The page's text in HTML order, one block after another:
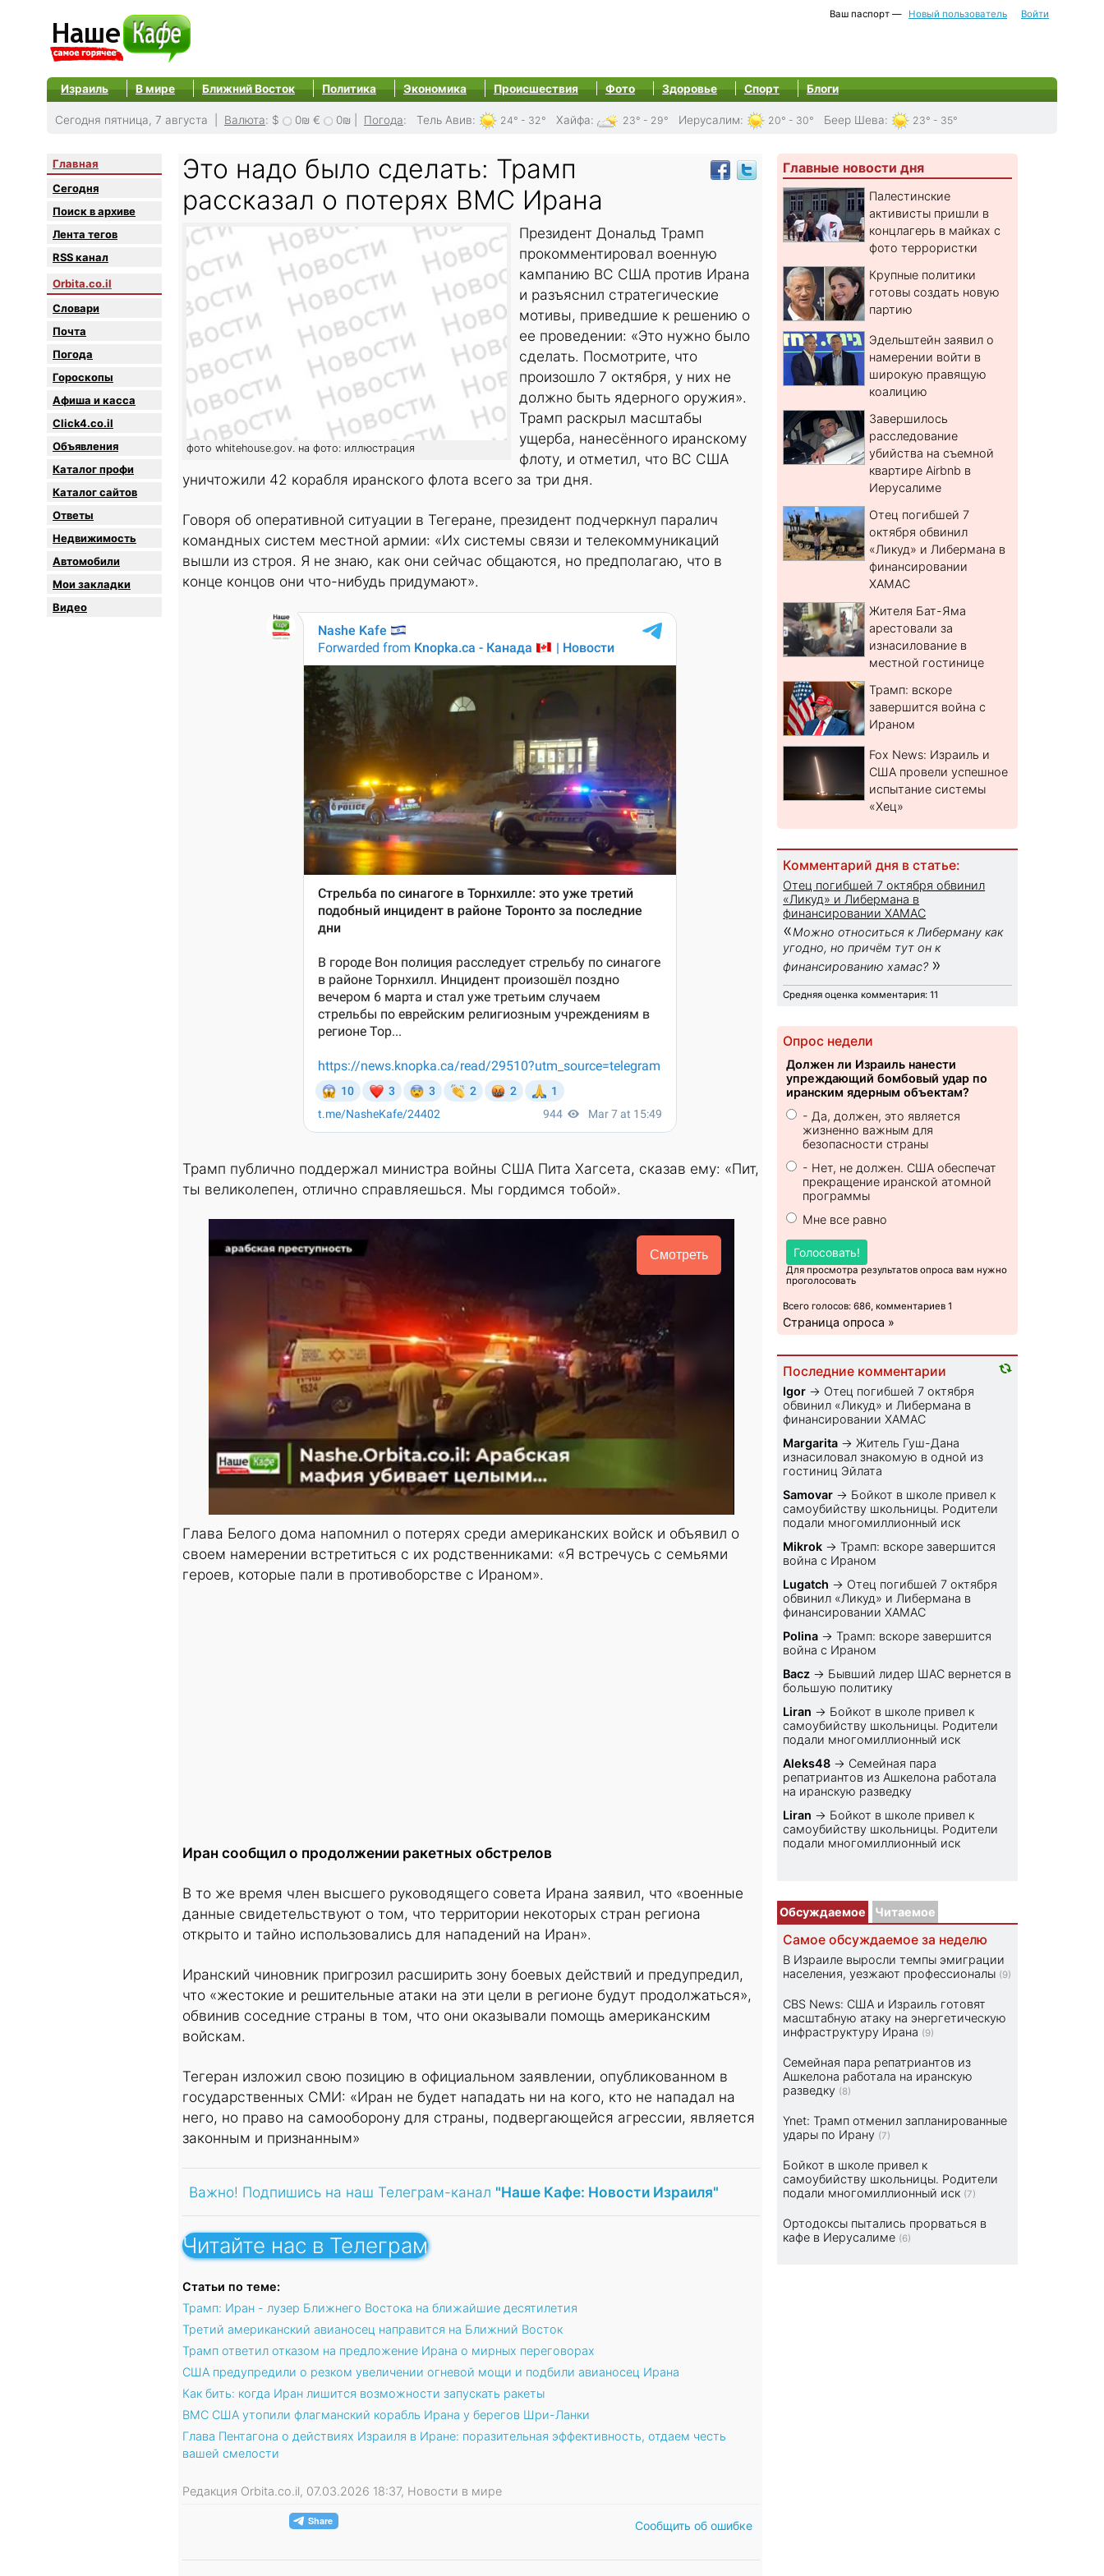
Ваш паспорт — Новый пользователь Войти
Израиль В мире Ближний Восток Политика Экономика Происшествия Фото Здоровье Спорт Блоги
Сегодня пятница, 7 августа | Валюта: $ 0₪ € 0₪ Погода: Тель Авив: 24° - 32° Хайфа: 23° - 29° Иерусалим: 20° - 30° Беер Шева: 23° - 35°
Главная
Сегодня
Поиск в архиве
Лента тегов
RSS канал
Orbita.co.il
Словари
Почта
Погода
Гороскопы
Афиша и касса
Click4.co.il
Объявления
Каталог профи
Каталог сайтов
Oтветы
Недвижимость
Автомобили
Мои закладки
Видео
Это надо было сделать: Трамп
рассказал о потерях ВМС Ирана
фото whitehouse.gov. на фото: иллюстрация
Президент Дональд Трамп
прокомментировал военную
кампанию ВС США против Ирана
и разъяснил стратегические
мотивы, приведшие к решению о
ее проведении: «Это нужно было
сделать. Посмотрите, что
произошло 7 октября, у них не
должно быть ядерного оружия».
Трамп раскрыл масштабы
ущерба, нанесённого иранскому
флоту, и отметил, что ВС США
уничтожили 42 корабля иранского флота всего за три дня.
Говоря об оперативной ситуации в Тегеране, президент подчеркнул паралич
командных систем местной армии: «Их системы связи и телекоммуникаций
вышли из строя. Я не знаю, как они сейчас общаются, но предполагаю, что в
конце концов они что-нибудь придумают».
Трамп публично поддержал министра войны США Пита Хагсета, сказав ему: «Пит,
ты великолепен, отлично справляешься. Мы гордимся тобой».
Смотреть
Глава Белого дома напомнил о потерях среди американских войск и объявил о
своем намерении встретиться с их родственниками: «Я встречусь с семьями
героев, которые пали в противоборстве с Ираном».
Иран сообщил о продолжении ракетных обстрелов
В то же время член высшего руководящего совета Ирана заявил, что «военные
данные свидетельствуют о том, что территории некоторых стран региона
открыто и тайно использовались для нападений на Иран».
Иранский чиновник пригрозил расширить зону боевых действий и предупредил,
что «жестокие и решительные атаки на эти цели в регионе будут продолжаться»,
обвинив соседние страны в том, что они оказывали помощь американским
войскам.
Тегеран изложил свою позицию в официальном заявлении, опубликованном в
государственных СМИ: «Иран не будет нападать ни на кого, кто не нападал на
него, но право на самооборону для страны, подвергающейся агрессии, является
законным и признанным»
Важно! Подпишись на наш Телеграм-канал "Наше Кафе: Новости Израиля"
Читайте нас в Телеграм
Статьи по теме:
Трамп: Иран - лузер Ближнего Востока на ближайшие десятилетия
Третий американский авианосец направится на Ближний Восток
Трамп ответил отказом на предложение Ирана о мирных переговорах
США предупредили о резком увеличении огневой мощи и подбили авианосец Ирана
Как бить: когда Иран лишится возможности запускать ракеты
ВМС США утопили флагманский корабль Ирана у берегов Шри-Ланки
Глава Пентагона о действиях Израиля в Иране: поразительная эффективность, отдаем честь
вашей смелости
Редакция Orbita.co.il, 07.03.2026 18:37, Новости в мире
Сообщить об ошибке
Главные новости дня
Палестинские
активисты пришли в
концлагерь в майках с
фото террористки
Крупные политики
готовы создать новую
партию
Эдельштейн заявил о
намерении войти в
широкую правящую
коалицию
Завершилось
расследование
убийства на съемной
квартире Airbnb в
Иерусалиме
Отец погибшей 7
октября обвинил
«Ликуд» и Либермана в
финансировании
ХАМАС
Жителя Бат-Яма
арестовали за
изнасилование в
местной гостинице
Трамп: вскоре
завершится война с
Ираном
Fox News: Израиль и
США провели успешное
испытание системы
«Хец»
Комментарий дня в статье:
Отец погибшей 7 октября обвинил
«Ликуд» и Либермана в
финансировании ХАМАС
«Можно относиться к Либерману как
угодно, но причём тут он к
финансированию хамас? »
Средняя оценка комментария: 11
Опрос недели
Должен ли Израиль нанести
упреждающий бомбовый удар по
иранским ядерным объектам?
- Да, должен, это является
жизненно важным для
безопасности страны
- Нет, не должен. США обеспечат
прекращение иранской атомной
программы
Мне все равно
Голосовать!
Для просмотра результатов опроса вам нужно
проголосовать
Всего голосов: 686, комментариев 1
Страница опроса »
Последние комментарии
Igor → Отец погибшей 7 октября
обвинил «Ликуд» и Либермана в
финансировании ХАМАС
Margarita → Житель Гуш-Дана
изнасиловал знакомую в одной из
гостиниц Эйлата
Samovar → Бойкот в школе привел к
самоубийству школьницы. Родители
подали многомиллионный иск
Mikrok →Трамп: вскоре завершится
война с Ираном
Lugatch → Отец погибшей 7 октября
обвинил «Ликуд» и Либермана в
финансировании ХАМАС
Polina →Трамп: вскоре завершится
война с Ираном
Bacz → Бывший лидер ШАС вернется в
большую политику
Liran → Бойкот в школе привел к
самоубийству школьницы. Родители
подали многомиллионный иск
Aleks48 → Семейная пара
репатриантов из Ашкелона работала
на иранскую разведку
Liran → Бойкот в школе привел к
самоубийству школьницы. Родители
подали многомиллионный иск
Обсуждаемое Читаемое
Самое обсуждаемое за неделю
В Израиле выросли темпы эмиграции
населения, уезжают профессионалы (9)
CBS News: США и Израиль готовят
масштабную атаку на энергетическую
инфраструктуру Ирана (9)
Семейная пара репатриантов из
Ашкелона работала на иранскую
разведку (8)
Ynet: Трамп отменил запланированные
удары по Ирану (7)
Бойкот в школе привел к
самоубийству школьницы. Родители
подали многомиллионный иск (7)
Ортодоксы пытались прорваться в
кафе в Иерусалиме (6)